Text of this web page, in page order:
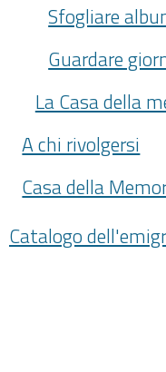
Sfogliare
Guardare
La Casa della
A chi rivolgersi
Casa della
Catalogo